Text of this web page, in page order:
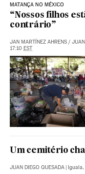
MATANÇA NO MÉXICO
“Nossos filhos
contrário”
JAN MARTÍNEZ AHRENS /
17:10 EST
Um cemitério
JUAN DIEGO QUESADA | Iguala,